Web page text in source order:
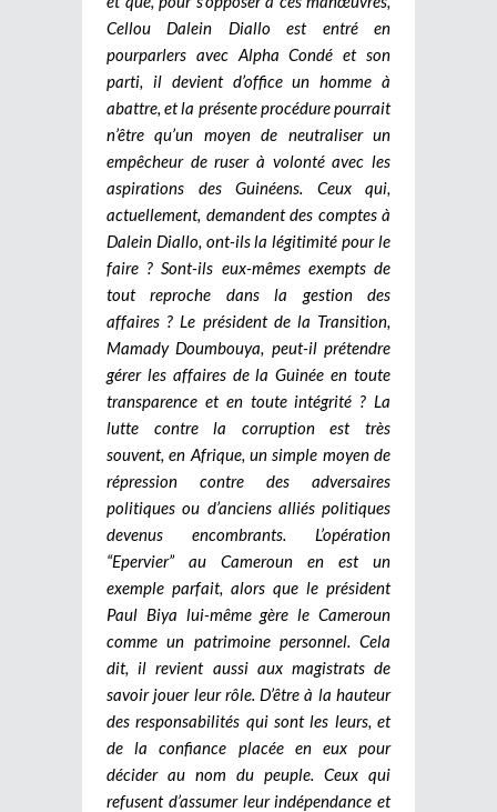
Cellou Dalein Diallo est entré en
pourparlers avec Alpha Condé et son
parti, il devient d’office un homme à
abattre, et la présente procédure pourrait
n’être qu’un moyen de neutraliser un
empêcheur de ruser à volonté avec les
aspirations des Guinéens. Ceux qui,
actuellement, demandent des comptes à
Dalein Diallo, ont-ils la légitimité pour le
faire ? Sont-ils eux-mêmes exempts de
tout reproche dans la gestion des
affaires ? Le président de la Transition,
Mamady Doumbouya, peut-il prétendre
gérer les affaires de la Guinée en toute
transparence et en toute intégrité ? La
lutte contre la corruption est très
souvent, en Afrique, un simple moyen de
répression contre des adversaires
politiques ou d’anciens alliés politiques
devenus encombrants. L’opération
“Epervier” au Cameroun en est un
exemple parfait, alors que le président
Paul Biya lui-même gère le Cameroun
comme un patrimoine personnel. Cela
dit, il revient aussi aux magistrats de
savoir jouer leur rôle. D’être à la hauteur
des responsabilités qui sont les leurs, et
de la confiance placée en eux pour
décider au nom du peuple. Ceux qui
refusent d’assumer leur indépendance et